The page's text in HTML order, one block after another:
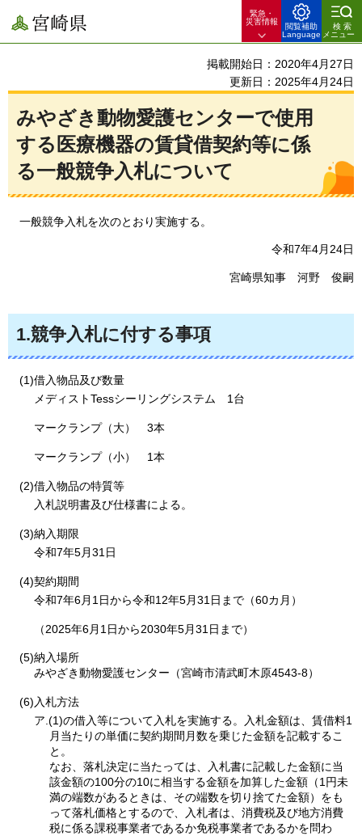
宮崎県
緊急・
災害情報
閲覧補助
Language
検索
メニュー
掲載開始日：2020年4月27日
更新日：2025年4月24日
みやざき動物愛護センターで使用
する医療機器の賃貸借契約等に係
る一般競争入札について
一般競争入札を次のとおり実施する。
令和7年4月24日
宮崎県知事 河野 俊嗣
1.競争入札に付する事項
(1)借入物品及び数量
メディストTessシーリングシステム
1台
マークランプ（大） 3本
マークランプ（小） 1本
(2)借入物品の特質等
入札説明書及び仕様書による。
(3)納入期限
令和7年5月31日
(4)契約期間
令和7年6月1日から令和12年5月31日まで（60カ月）
（2025年6月1日から2030年5月31日まで）
(5)納入場所
みやざき動物愛護センター（宮崎市清武町木原4543-8）
(6)入札方法
ア.(1)の借入等について入札を実施する。入札金額は、賃借料1
月当たりの単価に契約期間月数を乗じた金額を記載するこ
と。
なお、落札決定に当たっては、入札書に記載した金額に当
該金額の100分の10に相当する金額を加算した金額（1円未
満の端数があるときは、その端数を切り捨てた金額）をも
って落札価格とするので、入札者は、消費税及び地方消費
税に係る課税事業者であるか免税事業者であるかを問わ